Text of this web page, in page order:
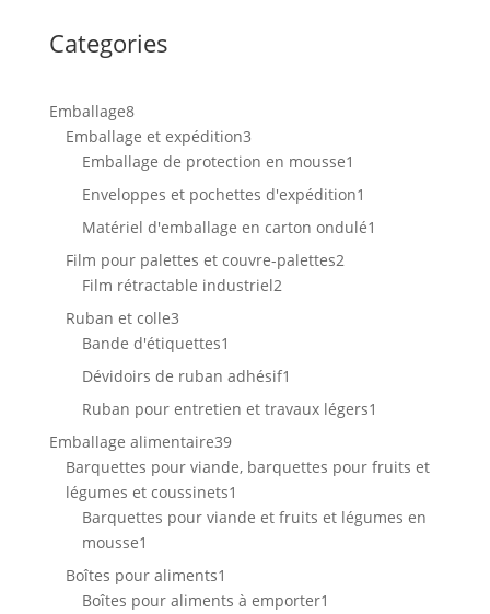
Categories
Emballage88
produits
Emballage et expédition33
produits
Emballage de protection en mousse1
produit
Enveloppes et pochettes d'expédition1
produit
Matériel d'emballage en carton ondulé1
Film pour palettes et couvre-palettes22
Film rétractable industriel22
Ruban et colle33
produits
Bande d'étiquettes1
produit
Dévidoirs de ruban adhésif1
produit
Ruban pour entretien et travaux légers1
Emballage alimentaire3939
produits
Barquettes pour viande, barquettes pour fruits et
légumes et coussinets1
produit
Barquettes pour viande et fruits et légumes en
mousse1
produit
Boîtes pour aliments1
produit
Boîtes pour aliments à emporter1